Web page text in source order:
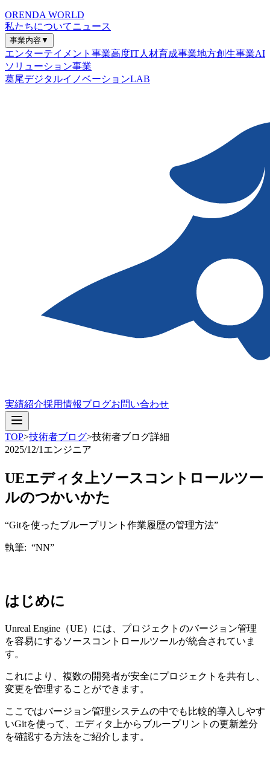
ORENDA WORLD
私たちについてニュース
事業内容▼
エンターテイメント事業高度IT人材育成事業地方創生事業AI
ソリューション事業
葛尾デジタルイノベーションLAB
実績紹介採用情報ブログお問い合わせ
TOP>技術者ブログ>技術者ブログ詳細
2025/12/1 エンジニア
UEエディタ上ソースコントロールツー
ルのつかいかた
“Gitを使ったブループリント作業履歴の管理方法”
執筆: “NN”
はじめに
Unreal Engine（UE）には、プロジェクトのバージョン管理
を容易にするソースコントロールツールが統合されていま
す。
これにより、複数の開発者が安全にプロジェクトを共有し、
変更を管理することができます。
ここではバージョン管理システムの中でも比較的導入しやす
いGitを使って、エディタ上からブループリントの更新差分
を確認する方法をご紹介します。